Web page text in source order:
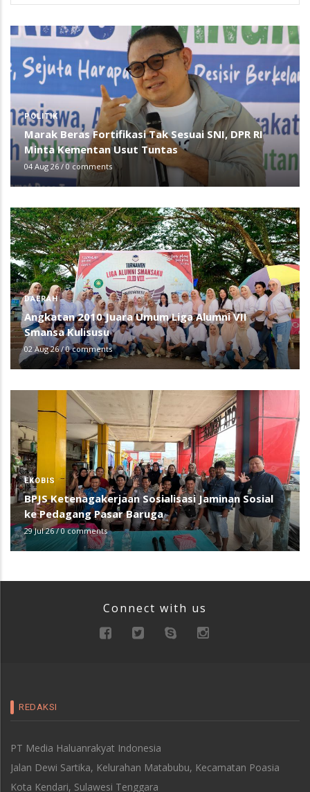
POLITIK
Marak Beras Fortifikasi Tak Sesuai SNI, DPR RI
Minta Kementan Usut Tuntas
04 Aug 26 / 0 comments
DAERAH
Angkatan 2010 Juara Umum Liga Alumni VII
Smansa Kulisusu
02 Aug 26/0 comments
EKOBIS
BPJS Ketenagakerjaan Sosialisasi Jaminan Sosial
ke Pedagang Pasar Baruga
29 Jul 26/0 comments
Connect with us
REDAKSI
PT Media Haluanrakyat Indonesia
Jalan Dewi Sartika, Kelurahan Matabubu, Kecamatan Poasia
Kota Kendari, Sulawesi Tenggara